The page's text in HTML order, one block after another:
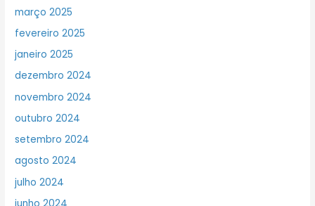
março 2025
fevereiro 2025
janeiro 2025
dezembro 2024
novembro 2024
outubro 2024
setembro 2024
agosto 2024
julho 2024